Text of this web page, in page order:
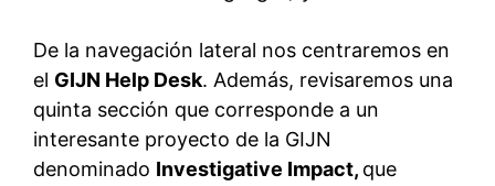
De la navegación lateral nos centraremos en
el GIJN Help Desk. Además, revisaremos una
quinta sección que corresponde a un
interesante proyecto de la GIJN
denominado Investigative Impact, que